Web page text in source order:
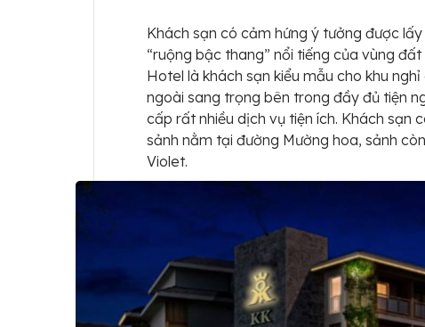
Khách sạn có cảm hứng ý tưởng được
“ruộng bậc thang” nổi tiếng của vùng đất
Hotel là khách sạn kiểu mẫu cho khu
ngoài sang trọng bên trong đầy đủ tiện
cấp rất nhiều dịch vụ tiện ích. Khách sạn
sảnh nằm tại đường Mường hoa, sảnh
Violet.